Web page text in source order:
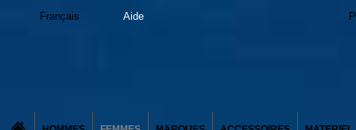
Français Aide